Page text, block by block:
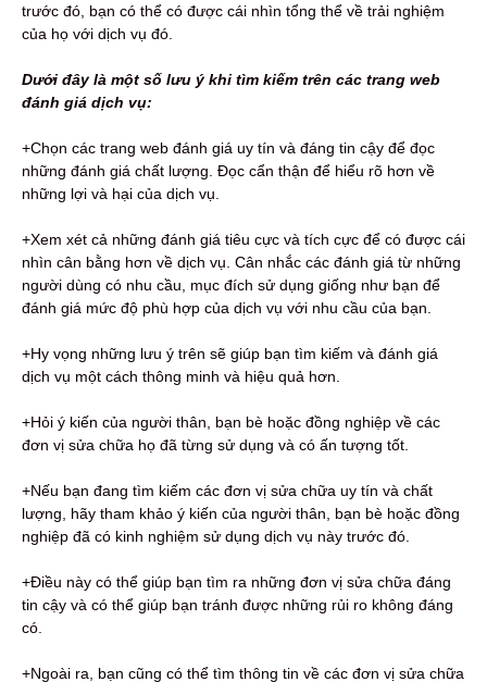
trước đó, bạn có thể có được cái nhìn tổng thể về trải nghiệm
của họ với dịch vụ đó.
Dưới đây là một số lưu ý khi tìm kiếm trên các trang web
đánh giá dịch vụ:
+Chọn các trang web đánh giá uy tín và đáng tin cậy để đọc
những đánh giá chất lượng. Đọc cẩn thận để hiểu rõ hơn về
những lợi và hại của dịch vụ.
+Xem xét cả những đánh giá tiêu cực và tích cực để có được cái
nhìn cân bằng hơn về dịch vụ. Cân nhắc các đánh giá từ những
người dùng có nhu cầu, mục đích sử dụng giống như bạn để
đánh giá mức độ phù hợp của dịch vụ với nhu cầu của bạn.
+Hy vọng những lưu ý trên sẽ giúp bạn tìm kiếm và đánh giá
dịch vụ một cách thông minh và hiệu quả hơn.
+Hỏi ý kiến ​​của người thân, bạn bè hoặc đồng nghiệp về các
đơn vị sửa chữa họ đã từng sử dụng và có ấn tượng tốt.
+Nếu bạn đang tìm kiếm các đơn vị sửa chữa uy tín và chất
lượng, hãy tham khảo ý kiến ​​của người thân, bạn bè hoặc đồng
nghiệp đã có kinh nghiệm sử dụng dịch vụ này trước đó.
+Điều này có thể giúp bạn tìm ra những đơn vị sửa chữa đáng
tin cậy và có thể giúp bạn tránh được những rủi ro không đáng
có.
+Ngoài ra, bạn cũng có thể tìm thông tin về các đơn vị sửa chữa